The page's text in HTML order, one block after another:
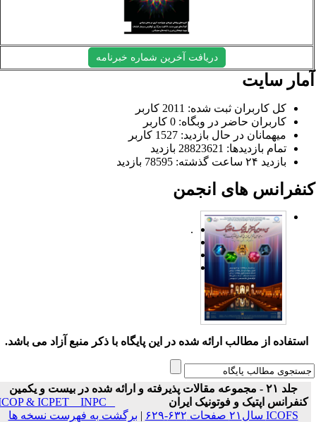
دریافت آخرین شماره خبرنامه
سایت
کل کاربران ثبت شده: 2011 کاربر
کاربران حاضر در وبگاه: 0 کاربر
میهمانان در حال بازدید: 1527 کاربر
تمام بازدید‌ها: 28823621 بازدید
بازدید ۲۴ ساعت گذشته: 78595 بازدید
های انجمن
.
استفاده از مطالب ارائه شده در این پایگاه با ذکر منبع آزاد می باشد.
جلد ۲۱ - مجموعه مقالات پذیرفته و ارائه شده در بیست و یکمین
کنفرانس اپتیک و فوتونیک ایران
ICOP & ICPET _ INPC _
ICOFS سال۲۱ صفحات ۶۳۲-۶۲۹
| برگشت به فهرست نسخه ها